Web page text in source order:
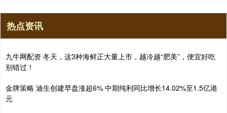
热点资讯
九牛网配资 冬天，这3种海鲜正大量上市，越冷越“肥美”，便宜好吃
别错过！
金牌策略 迪生创建早盘涨超6% 中期纯利同比增长14.02%至1.5亿港
元